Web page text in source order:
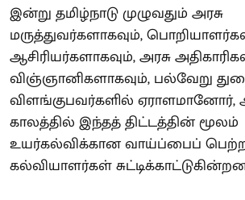
இன்று தமிழ்நாடு முழுவதும் அரசு
மருத்துவர்களாகவும்,
ஆசிரியர்களாகவும், அரசு
விஞ்ஞானிகளாகவும், பல்வேறு
விளங்குபவர்களில் ஏராளமானோர்,
காலத்தில் இந்தத் திட்டத்தின் மூலம்
உயர்கல்விக்கான வாய்ப்பைப்
கல்வியாளர்கள்